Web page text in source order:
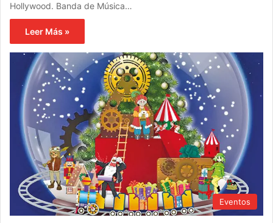
Hollywood. Banda de Música…
Leer Más »
Eventos